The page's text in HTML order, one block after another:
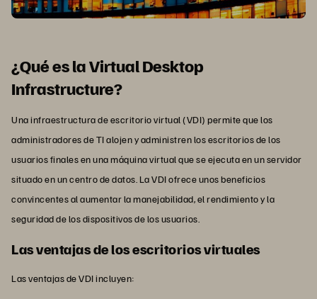
¿Qué es la Virtual Desktop
Infrastructure?
Una infraestructura de escritorio virtual (VDI) permite que los
administradores de TI alojen y administren los escritorios de los
usuarios finales en una máquina virtual que se ejecuta en un servidor
situado en un centro de datos. La VDI ofrece unos beneficios
convincentes al aumentar la manejabilidad, el rendimiento y la
seguridad de los dispositivos de los usuarios.
Las ventajas de los escritorios virtuales
Las ventajas de VDI incluyen: